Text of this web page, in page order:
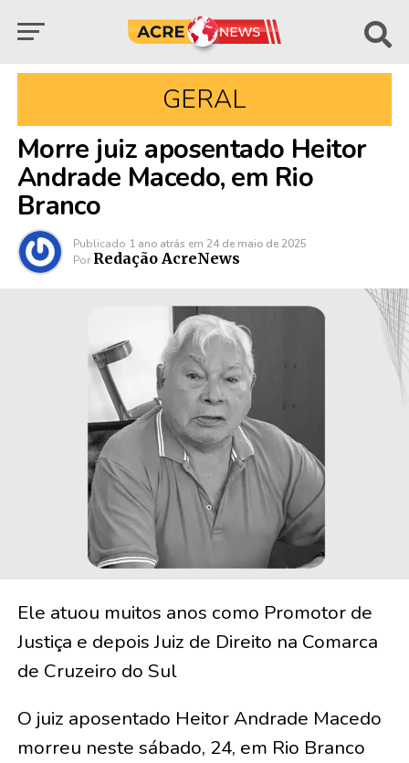
GERAL
Morre juiz aposentado Heitor
Andrade Macedo, em Rio
Branco
Publicado 1 ano atrás em 24 de maio de 2025
Por Redação AcreNews
Ele atuou muitos anos como Promotor de
Justiça e depois Juiz de Direito na Comarca
de Cruzeiro do Sul
O juiz aposentado Heitor Andrade Macedo
morreu neste sábado, 24, em Rio Branco